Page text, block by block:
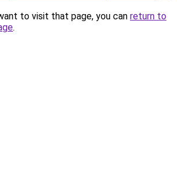
to visit that page, you can return to
.